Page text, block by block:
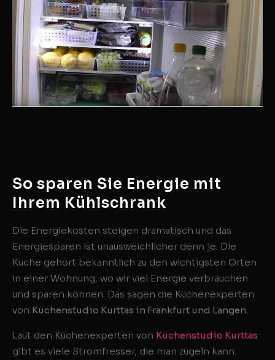
So sparen Sie Energie mit
Ihrem Kühlschrank
Die Energiekosten steigen dramatisch und das
Energiesparen ist unausweichlicher denn je. Die
Küche gehört bekanntlich zu den wichtigsten Orten
in einer Wohnung, wo wir viel Energie verbrauchen
und sparen können. Das sagen die Küchenexperten
von Küchenstudio Kurttas in Frankfurt und Langen.
Laut den Küchenexperten von Küchenstudio Kurttas
gibt es viele Stromfresser, die man zügeln kann.